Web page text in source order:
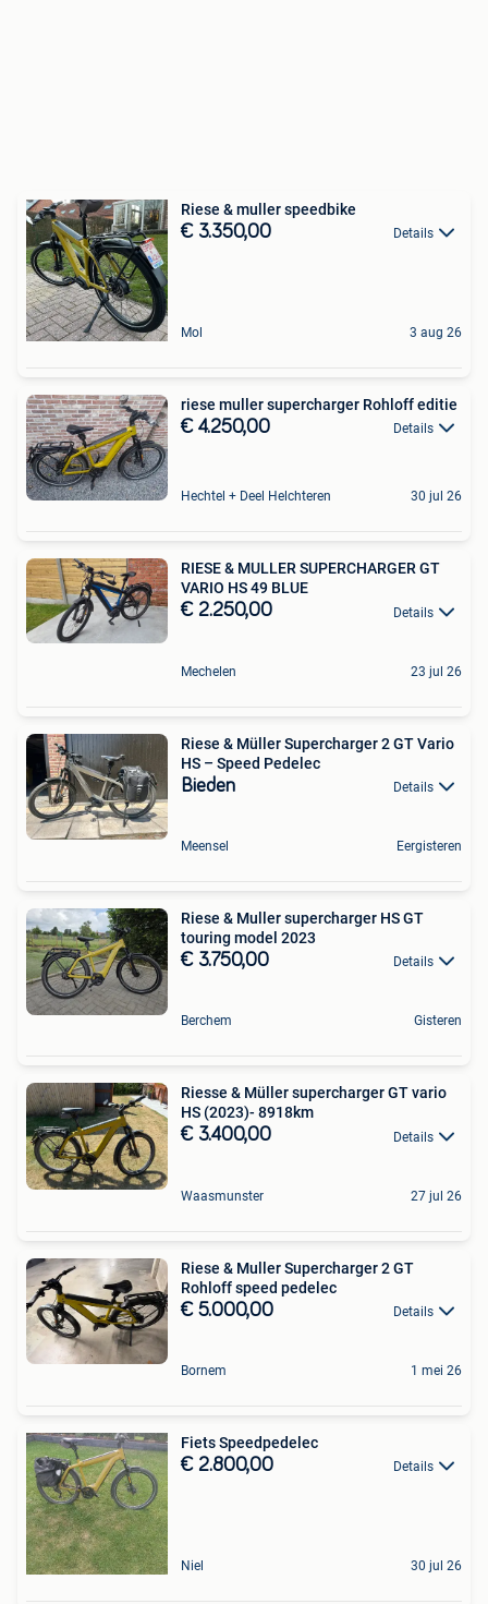
Riese & muller speedbike
€ 3.350,00 Details
Mol 3 aug 26
riese muller supercharger Rohloff editie
€ 4.250,00 Details
Hechtel + Deel Helchteren 30 jul 26
RIESE & MULLER SUPERCHARGER GT
VARIO HS 49 BLUE
€ 2.250,00 Details
Mechelen 23 jul 26
Riese & Müller Supercharger 2 GT Vario
HS – Speed Pedelec
Bieden Details
Meensel Eergisteren
Riese & Muller supercharger HS GT
touring model 2023
€ 3.750,00 Details
Berchem Gisteren
Riesse & Müller supercharger GT vario
HS (2023)- 8918km
€ 3.400,00 Details
Waasmunster 27 jul 26
Riese & Muller Supercharger 2 GT
Rohloff speed pedelec
€ 5.000,00 Details
Bornem 1 mei 26
Fiets Speedpedelec
€ 2.800,00 Details
Niel 30 jul 26